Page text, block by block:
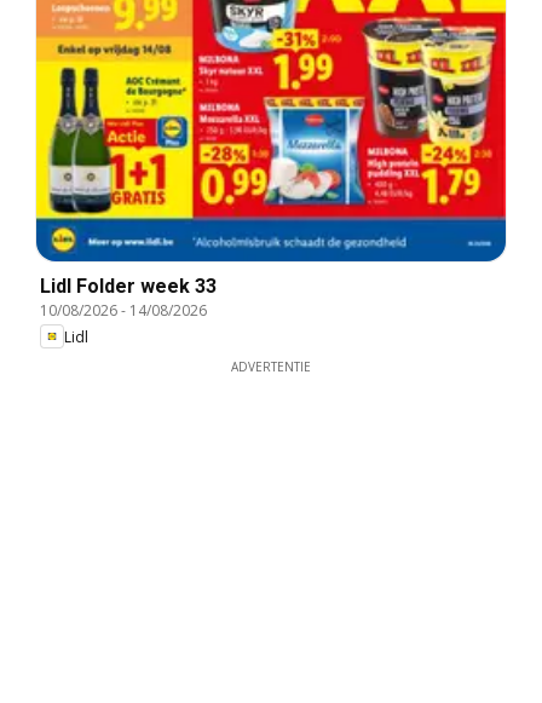
Lidl Folder week 33
10/08/2026- 14/08/2026
Lidl
ADVERTENTIE